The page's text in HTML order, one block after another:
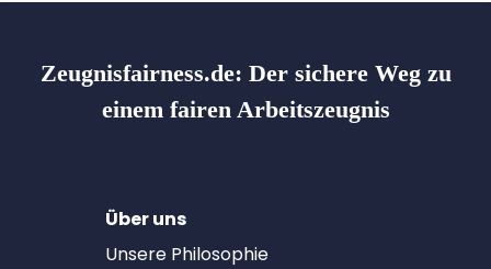
Zeugnisfairness.de: Der sichere Weg zu
einem fairen Arbeitszeugnis
Über uns
Unsere Philosophie